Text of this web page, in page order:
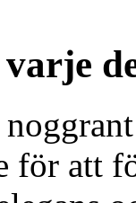
varje
för att